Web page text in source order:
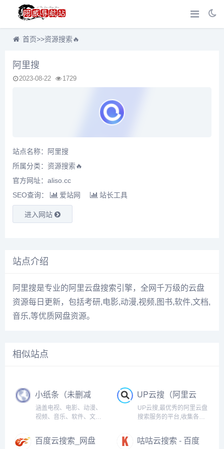
首页>>资源搜索🔥
阿里搜
2023-08-22 1729
站点名称：阿里搜
所属分类： 资源搜索🔥
官方网址：aliso.cc
SEO查询：
爱站网 站长工具
进入网站
站点介绍
阿里搜是专业的阿里云盘搜索引擎，全网千万级的云盘
资源每日更新，包括考研,电影,动漫,视频,图书,软件,文档,
音乐,等优质网盘资源。
相似站点
小纸条（未删减
版的影视资源大
全）
涵盖电视、电影、动漫、
视频、音乐、软件、文档
UP云搜（阿里云
盘资源搜索神
器）
UP云搜,最优秀的阿里云盘
搜索服务的平台,收集各类
搜索功能,推动互联网优质
资源的高效传递!
百度云搜索_网盘
咕咕云搜索 - 百度